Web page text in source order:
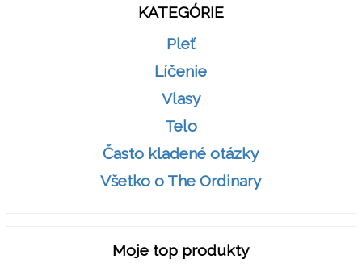
KATEGÓRIE
Pleť
Líčenie
Vlasy
Telo
Často kladené otázky
Všetko o The Ordinary
Moje top produkty